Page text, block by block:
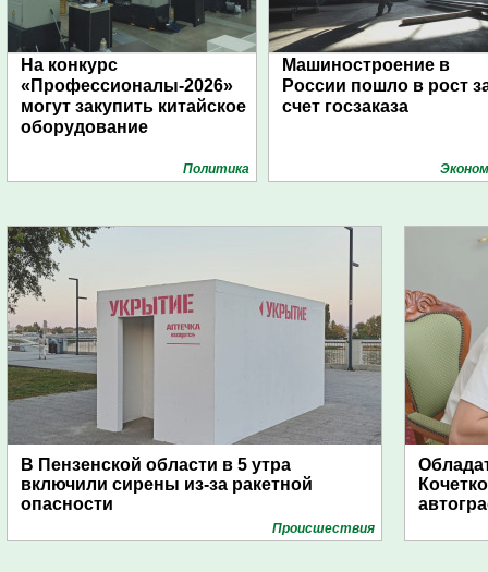
На конкурс
«Профессионалы-2026»
могут закупить китайское
оборудование
Политика
Машиностроение в
России пошло в рост
счет госзаказа
В Пензенской области в 5 утра
включили сирены из-за ракетной
опасности
Проиcшествия